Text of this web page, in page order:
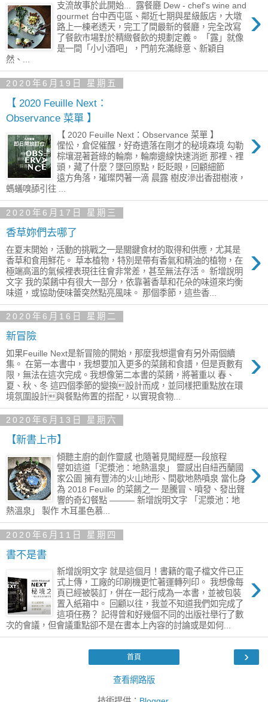
›
支流故事於此開始... 露餐廳 Dew - chef's wine and
gourmet 台中西屯區、鄰近七期與星級飯店，大墩
路上一棟老透天，完工了間最新的餐廳，完全改寫
了餐飲市場對於精緻餐飲的規劃定義。 「露」就像
是一間「小小酒吧」，門前充滿綠意、新穎自
然、...
2020年6月19日 星期五
【 2020 Feuille Next：
Observance 菜單 】
›
【 2020 Feuille Next：Observance 菜單 】
惺忪，倉促催醒，好奇遺落在剛才的秘境森境 勾勒
棕壤混著蒼綠的輪廓，輪廓邊線快速消逝 那裡、裡
頭，藏了什麼？墜回原點，眨眨眼，回顧細節
遠方角落，璀璨閃著一滴 晨露 樹皮滲出香甜樹液，
螞蟻嗅舔引往 ...
2020年6月17日 星期三
香草妳們去哪了
›
在夏末開始，活動的挑戰之一是關鍵食材的取得和供應，尤其是
香草和食用鮮花。 草本植物，特別是帶有香氣和精油的植物，在
極端高溫的氣候裡表現往往會非常差，甚至無法存活。 新增說明
文字 我的菜餚中有很大一部分，依靠著香草和花朵的味道來均衡
味道，或協助使味蕾突然點亮風味。 那個季節，這些香...
2020年6月16日 星期二
新冒險
›
如果Feuille Next是新冒險的開始，那麼我想還會有另外兩個續
集。 在第一本書中，我想要加入更多的菜餚和食譜，但是頁數有
限，無法在這次完成。我想像第二本書的菜餚，將著重以 春、
夏、秋、冬 這四個季節的變換設計而成，並同樣把重點放在環
境氛圍設計與餐點佈置的搭配，以實現食物...
2020年6月13日 星期六
【新書上市】
›
傾聽主廚的創作靈感 也隨著見聞經歷一段旅程
譬如這道「泥漿池：地熱溫泉」 靈感出自紐西蘭國
家公園 擁有豐沛的火山地形、間歇地熱噴泉 當化身
為 2018 Feuille 的菜餚之一 是騰冒、噴發、發出聲
響的奇幻餐點 ——— 新增說明文字 「泥漿池：地
熱溫泉」 製作 木耳墨色慕...
2020年6月11日 星期四
書不是書
›
新增說明文字 就是這個月！書籍的電子檔文件已正
式上傳，工廠的印刷機更忙著運轉列印。 我想像每
頁已經被裝訂，併在一起行成為一本書，並被包裝
置入紙箱中。 回顧以往，我並不知道我們如完成了
這項任務？ 記得曾和好幾個不同的出版社舉行了數
次的會議，但會議重點卻不是在書本上內容的討論或是如何...
›
首頁
查看網路版